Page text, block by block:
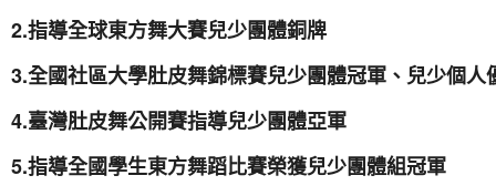
2.指導全球東方舞大賽兒少團體銅牌
3.全國社區大學肚皮舞錦標賽兒少團體冠軍、兒少個人
4.臺灣肚皮舞公開賽指導兒少團體亞軍
5.指導全國學生東方舞蹈比賽榮獲兒少團體組冠軍